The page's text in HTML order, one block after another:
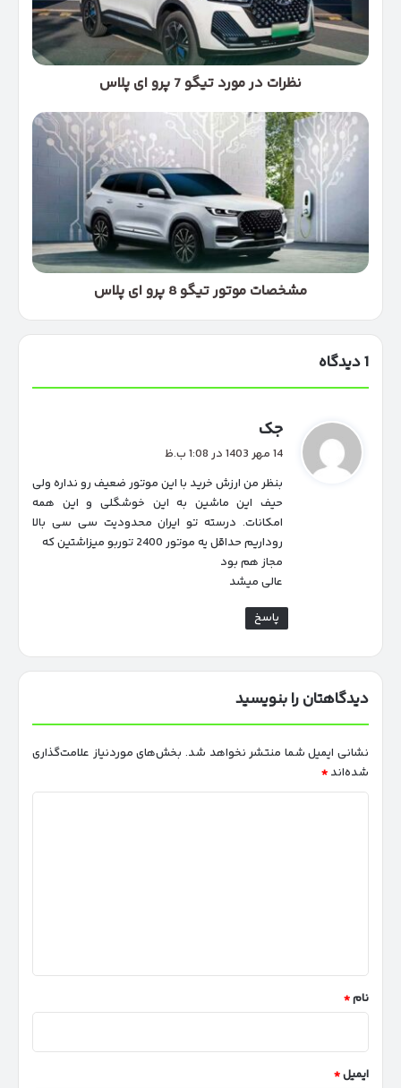
ای
نظرات در مورد تیگو 7 پرو ای پلاس
مشخصات
موتور
تیگو
پلاس
مشخصات موتور تیگو 8 پرو ای پلاس
1 دیدگاه
جک
ت
:
14 مهر 1403 در 1:08 ب.ظ
بنظر من ارزش خرید با این موتور ضعیف رو نداره ولی
حیف این ماشین به این خوشگلی و این همه
امکانات. درسته تو ایران محدودیت سی سی بالا
روداریم حداقل یه موتور 2400 توربو میزاشتین که
مجاز هم بود
عالی میشد
پاسخ
دیدگاهتان را بنویسید
نشانی ایمیل شما منتشر نخواهد شد. بخش‌های موردنیاز علامت‌گذاری
شده‌اند *
نام*
ایمیل*